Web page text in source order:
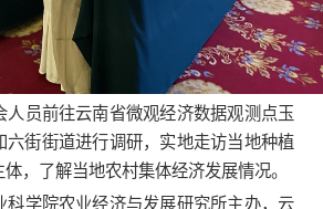
人员前往云南省微观经济数据观测点玉
六街街道进行调研，实地走访当地种植
，了解当地农村集体经济发展情况。
科学院农业经济与发展研究所主办，云